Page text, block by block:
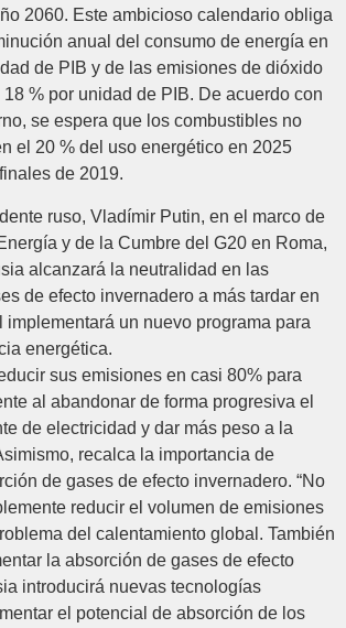
2060. Este ambicioso calendario obliga
anual del consumo de energía en
de PIB y de las emisiones de dióxido
% por unidad de PIB. De acuerdo con
se espera que los combustibles no
el 20 % del uso energético en 2025
de 2019.
ruso, Vladímir Putin, en el marco de
y de la Cumbre del G20 en Roma,
alcanzará la neutralidad en las
de efecto invernadero a más tardar en
implementará un nuevo programa para
energética.
sus emisiones en casi 80% para
al abandonar de forma progresiva el
de electricidad y dar más peso a la
recalca la importancia de
de gases de efecto invernadero. “No
reducir el volumen de emisiones
del calentamiento global. También
la absorción de gases de efecto
introducirá nuevas tecnologías
el potencial de absorción de los